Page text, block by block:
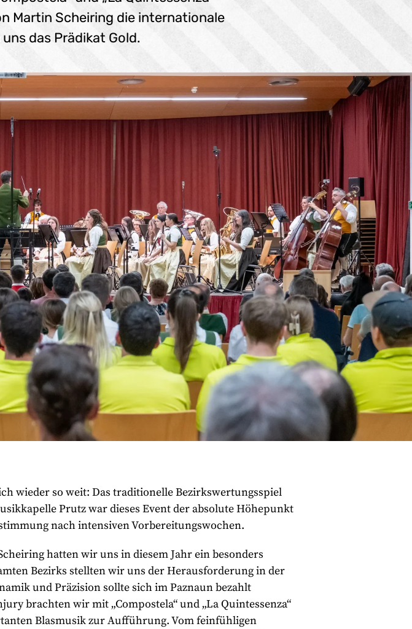
Martin Scheiring die internationale
das Prädikat Gold.
wieder so weit: Das traditionelle Bezirkswertungsspiel
Prutz war dieses Event der absolute Höhepunkt
nach intensiven Vorbereitungswochen.
hatten wir uns in diesem Jahr ein besonders
Bezirks stellten wir uns der Herausforderung in der
und Präzision sollte sich im Paznaun bezahlt
brachten wir mit „Compostela“ und „La Quintessenza“
Blasmusik zur Aufführung. Vom feinfühligen